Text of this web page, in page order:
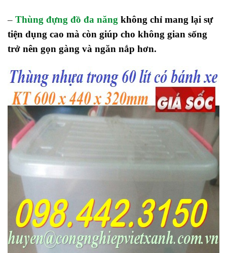
– Thùng đựng đồ đa năng không chỉ mang lại sự
tiện dụng cao mà còn giúp cho không gian sống
trở nên gọn gàng và ngăn nắp hơn.